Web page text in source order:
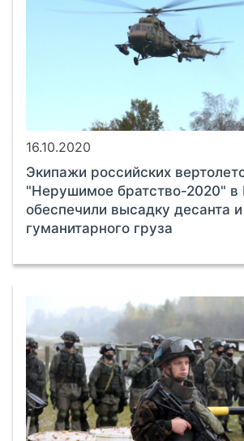
16.10.2020
Экипажи российских
"Нерушимое братство-2020" в
обеспечили высадку десанта
гуманитарного груза